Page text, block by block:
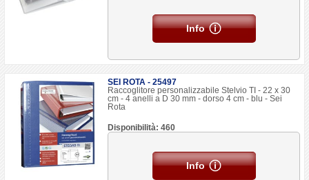
Info
SEI ROTA - 25497
Raccoglitore personalizzabile Stelvio TI - 22 x 30
cm - 4 anelli a D 30 mm - dorso 4 cm - blu - Sei
Rota
Disponibilità: 460
Info